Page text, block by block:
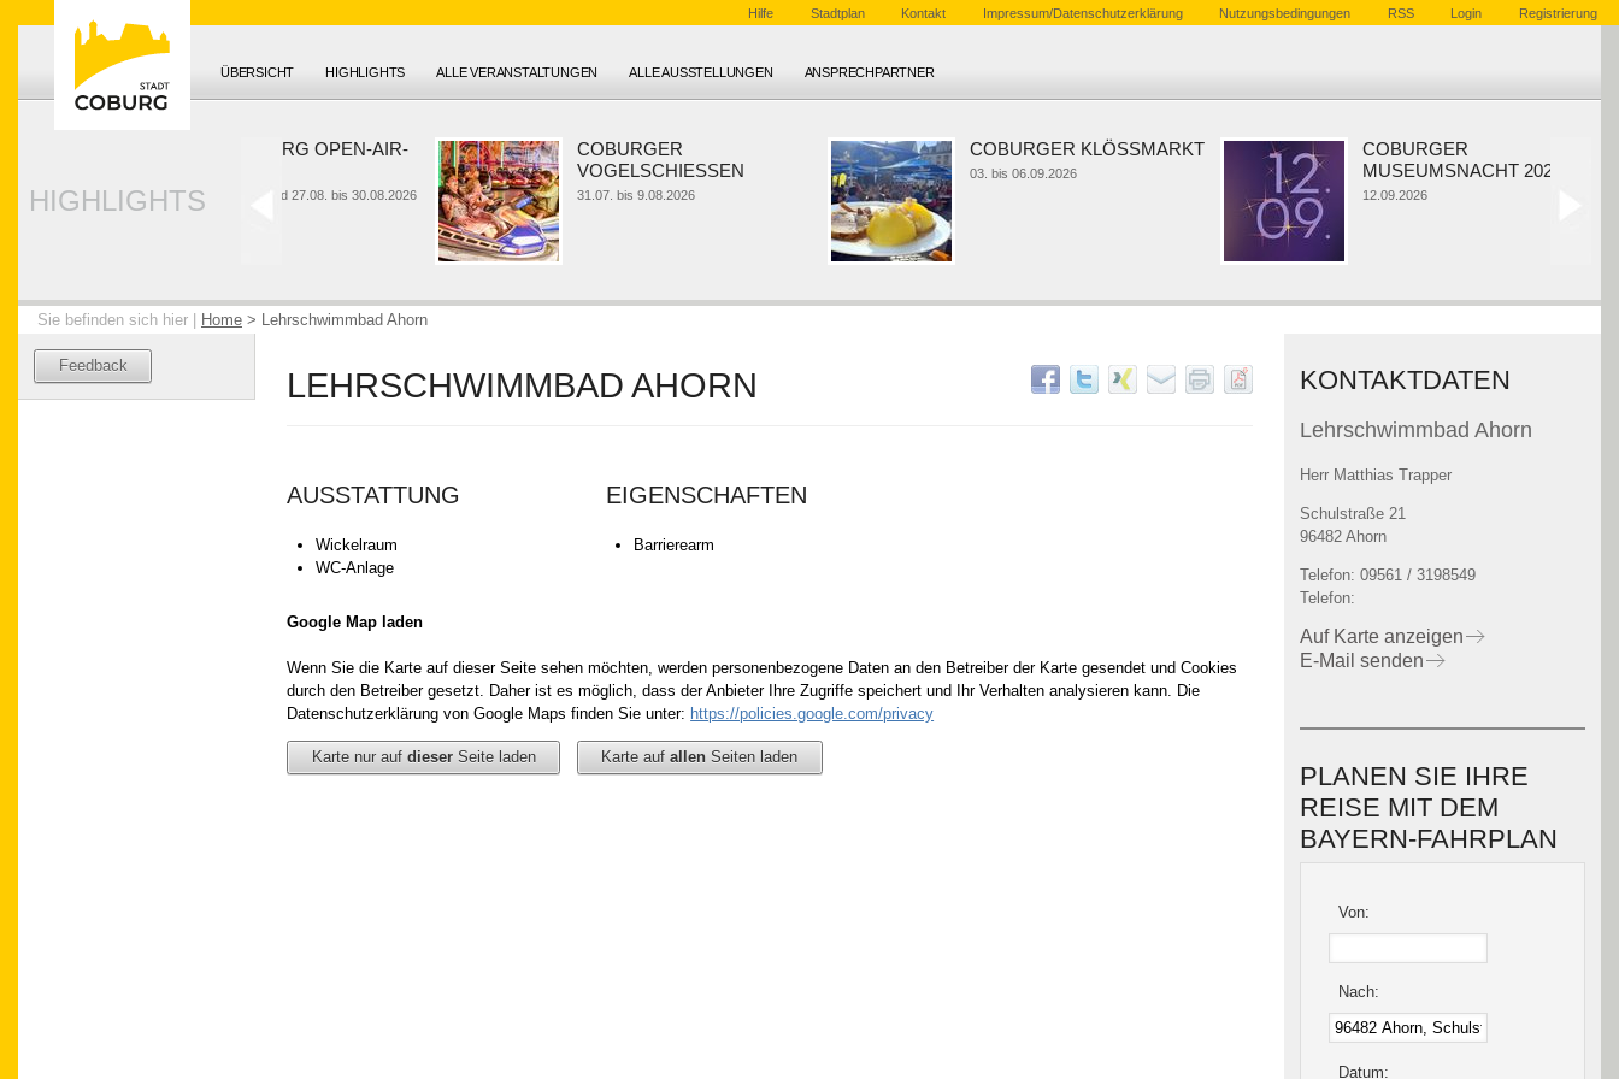
Hilfe Stadtplan Kontakt Impressum/Datenschutzerklärung Nutzungsbedingungen RSS Login Registrierung
ÜBERSICHT HIGHLIGHTS ALLE VERANSTALTUNGEN ALLE AUSSTELLUNGEN ANSPRECHPARTNER
HIGHLIGHTS
HUK-COBURG OPEN-AIR-
26. bis 28.06. und 27.08. bis 30.08.2026
COBURGER
VOGELSCHIESSEN
31.07. bis 9.08.2026
COBURGER KLÖSSMARKT
03. bis 06.09.2026
COBURGER
MUSEUMSNACHT 2026
12.09.2026
Sie befinden sich hier | Home > Lehrschwimmbad Ahorn
KONTAKTDATEN
Lehrschwimmbad Ahorn
Herr Matthias Trapper
Schulstraße 21
96482 Ahorn
Telefon: 09561 / 3198549
Telefon:
Auf Karte anzeigen
E-Mail senden
PLANEN SIE IHRE
REISE MIT DEM
BAYERN-FAHRPLAN
Von:
Nach:
Datum:
Feedback LEHRSCHWIMMBAD AHORN
AUSSTATTUNG
Wickelraum
WC-Anlage
EIGENSCHAFTEN
Barrierearm
Google Map laden
Wenn Sie die Karte auf dieser Seite sehen möchten, werden personenbezogene Daten an den Betreiber der Karte gesendet und Cookies
durch den Betreiber gesetzt. Daher ist es möglich, dass der Anbieter Ihre Zugriffe speichert und Ihr Verhalten analysieren kann. Die
Datenschutzerklärung von Google Maps finden Sie unter: https://policies.google.com/privacy
Karte nur auf dieserSeite laden Karte aufallen Seiten laden